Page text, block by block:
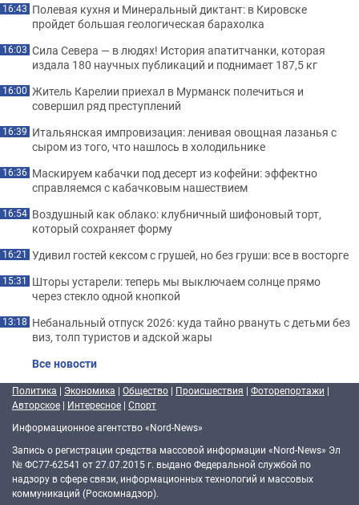
16:43 Полевая кухня и Минеральный диктант: в Кировске
пройдет большая геологическая барахолка
16:03 Сила Севера — в людях! История апатитчанки, которая
издала 180 научных публикаций и поднимает 187,5 кг
16:00 Житель Карелии приехал в Мурманск полечиться и
совершил ряд преступлений
16:39 Итальянская импровизация: ленивая овощная лазанья с
сыром из того, что нашлось в холодильнике
16:36 Маскируем кабачки под десерт из кофейни: эффектно
справляемся с кабачковым нашествием
16:54 Воздушный как облако: клубничный шифоновый торт,
который сохраняет форму
16:21 Удивил гостей кексом с грушей, но без груши: все в восторге
15:31 Шторы устарели: теперь мы выключаем солнце прямо
через стекло одной кнопкой
13:18 Небанальный отпуск 2026: куда тайно рвануть с детьми без
виз, толп туристов и адской жары
Все новости
Политика | Экономика | Общество | Происшествия | Фоторепортажи |
Авторское | Интересное | Спорт
Информационное агентство «Nord-News»
Запись о регистрации средства массовой информации «Nord-News» Эл
№ ФС77-62541 от 27.07.2015 г. выдано Федеральной службой по
надзору в сфере связи, информационных технологий и массовых
коммуникаций (Роскомнадзор).